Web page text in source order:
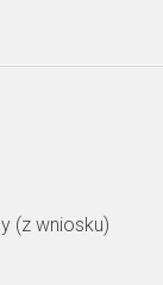
(z wniosku)